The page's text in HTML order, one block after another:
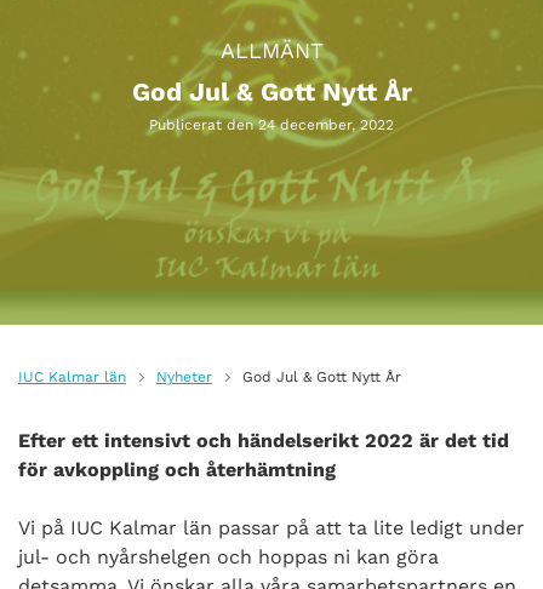
ALLMÄNT
God Jul & Gott Nytt År
Publicerat den 24 december, 2022
IUC Kalmar län Nyheter God Jul & Gott Nytt År
Efter ett intensivt och händelserikt 2022 är det tid
för avkoppling och återhämtning
Vi på IUC Kalmar län passar på att ta lite ledigt under
jul- och nyårshelgen och hoppas ni kan göra